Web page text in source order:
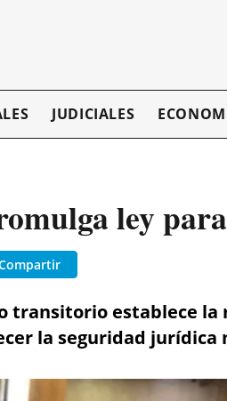
JUDICIALES
ley
establece la
la seguridad jurídica